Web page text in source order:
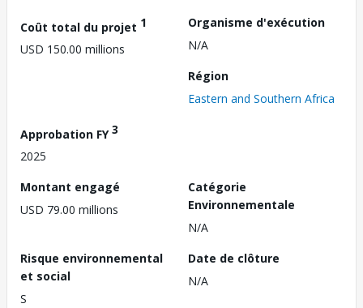
Coût total du projet 1
USD 150.00 millions
Organisme d'exécution
N/A
Région
Eastern and Southern Africa
Approbation FY3
2025
Montant engagé
USD 79.00 millions
Catégorie
Environnementale
N/A
Risque environnemental
et social
S
Date de clôture
N/A